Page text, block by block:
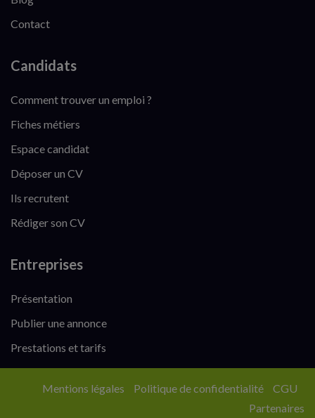
Contact
Candidats
Comment trouver un emploi ?
Fiches métiers
Espace candidat
Déposer un CV
Ils recrutent
Rédiger son CV
Entreprises
Présentation
Publier une annonce
Prestations et tarifs
Mentions légales Politique de confidentialité
CGU
Partenaires